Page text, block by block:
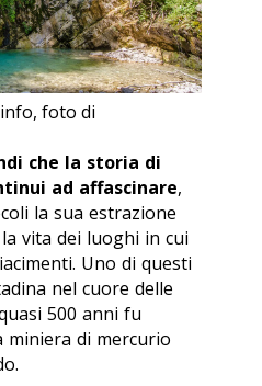
foto di
che la storia di
ad affascinare,
la sua estrazione
vita dei luoghi in cui
Uno di questi
nel cuore delle
500 anni fu
miniera di mercurio